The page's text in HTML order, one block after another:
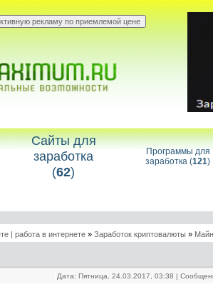
Сайты для
заработка
(62)
Программы для
заработка (121)
| работа в интернете » Заработок криптовалюты »
Дата: Пятница, 24.03.2017, 03:38 |